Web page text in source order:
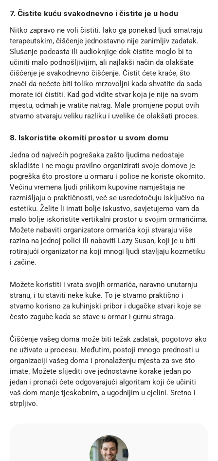
7. Čistite kuću svakodnevno i čistite je u hodu
Nitko zapravo ne voli čistiti. Iako ga ponekad ljudi smatraju
terapeutskim, čišćenje jednostavno nije zanimljiv zadatak.
Slušanje podcasta ili audioknjige dok čistite moglo bi to
učiniti malo podnošljivijim, ali najlakši način da olakšate
čišćenje je svakodnevno čišćenje. Čistit ćete kraće, što
znači da nećete biti toliko mrzovoljni kada shvatite da sada
morate ići čistiti. Kad god vidite stvar koja je nije na svom
mjestu, odmah je vratite natrag. Male promjene poput ovih
stvarno stvaraju veliku razliku i uvelike će olakšati proces.
8. Iskoristite okomiti prostor u svom domu
Jedna od najvećih pogrešaka zašto ljudima nedostaje
skladište i ne mogu pravilno organizirati svoje domove je
pogreška što prostore u ormaru i police ne koriste okomito.
Većinu vremena ljudi prilikom kupovine namještaja ne
razmišljaju o praktičnosti, već se usredotočuju isključivo na
estetiku. Želite li imati bolje iskustvo, savjetujemo vam da
malo bolje iskoristite vertikalni prostor u svojim ormarićima.
Možete nabaviti organizatore ormarića koji stvaraju više
razina na jednoj polici ili nabaviti Lazy Susan, koji je u biti
rotirajući organizator na koji mnogi ljudi stavljaju kozmetiku
i začine.
Možete koristiti i vrata svojih ormarića, naravno unutarnju
stranu, i tu staviti neke kuke. To je stvarno praktično i
stvarno korisno za kuhinjski pribor i dugačke stvari koje se
često zagube kada se stave u ormar i gurnu straga.
Čišćenje vašeg doma može biti težak zadatak, pogotovo ako
ne uživate u procesu. Međutim, postoji mnogo prednosti u
organizaciji vašeg doma i pronalaženju mjesta za sve što
imate. Možete slijediti ove jednostavne korake jedan po
jedan i pronaći ćete odgovarajući algoritam koji će učiniti
vaš dom manje tjeskobnim, a ugodnijim u cjelini. Sretno i
strpljivo.